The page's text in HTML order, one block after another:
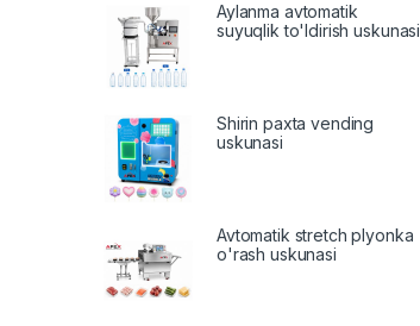
Aylanma avtomatik
suyuqlik to'ldirish uskunasi
Shirin paxta vending
uskunasi
Avtomatik stretch plyonka
o'rash uskunasi